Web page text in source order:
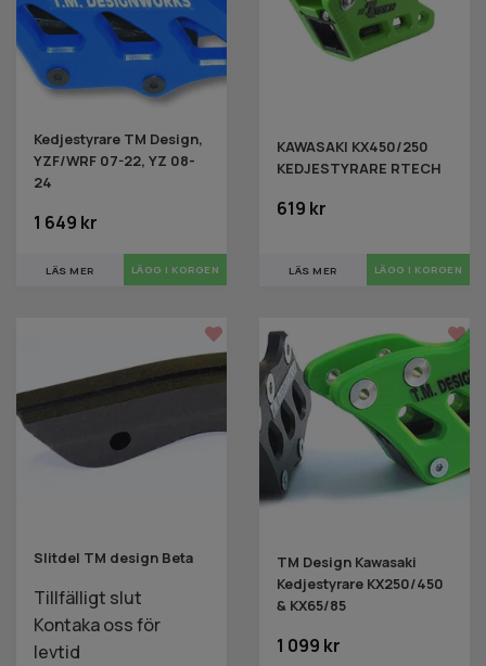
Kedjestyrare TM Design,
YZF/WRF 07-22, YZ 08-
24
1 649 kr
LÄS MER
KAWASAKI KX450/250
KEDJESTYRARE RTECH
619 kr
LÄS MER
Slitdel TM design Beta
Tillfälligt slut
Kontaka oss för
levtid
TM Design Kawasaki
Kedjestyrare KX250/450
& KX65/85
1 099 kr